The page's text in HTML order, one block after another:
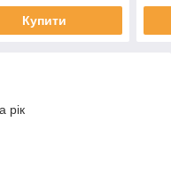
Купити
рік